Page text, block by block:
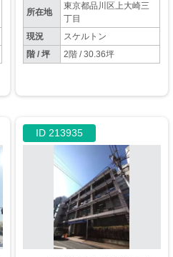
所在地
東京都品川区上大崎三
丁目
現況
スケルトン
階 / 坪
2階 / 30.36坪
ID 213935